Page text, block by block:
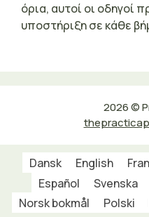
όρια, αυτοί οι οδηγοί
υποστήριξη σε κάθε
2026 ©
Dansk English
Español
Svenska
Norsk bokmål
Polski